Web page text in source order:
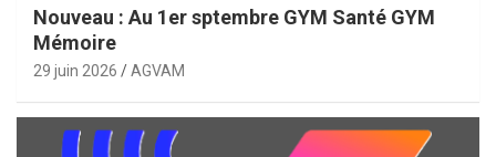
Nouveau : Au 1er sptembre GYM Santé GYM
Mémoire
29 juin 2026 AGVAM